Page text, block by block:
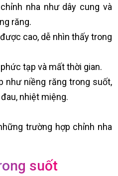
nha như dây cung và
răng.
cao, dễ nhìn thấy trong
tạp và mất thời gian.
như niềng răng trong suốt,
nhiệt miệng.
trường hợp chỉnh nha
suốt